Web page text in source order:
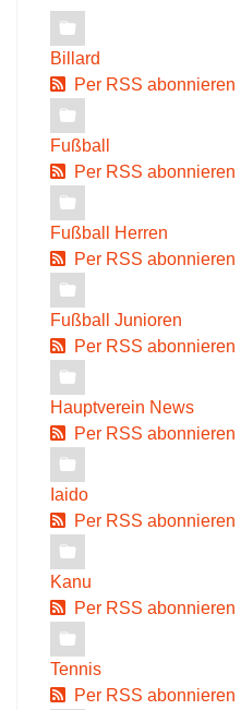
Billard
Per RSS abonnieren
Fußball
Per RSS abonnieren
Fußball Herren
Per RSS abonnieren
Fußball Junioren
Per RSS abonnieren
Hauptverein News
Per RSS abonnieren
Iaido
Per RSS abonnieren
Kanu
Per RSS abonnieren
Tennis
Per RSS abonnieren